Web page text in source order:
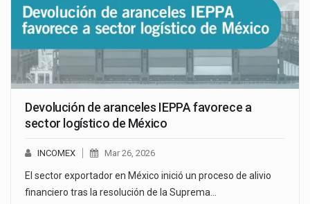
Devolución de aranceles IEPPA favorece a
sector logístico de México
INCOMEX Mar 26, 2026
El sector exportador en México inició un proceso de alivio
financiero tras la resolución de la Suprema…